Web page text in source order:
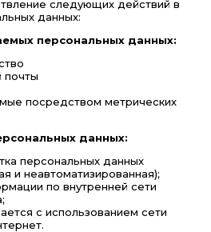
следующих действий в
данных:
персональных данных:
почты
посредством метрических
данных:
персональных данных
и неавтоматизированная);
по внутренней сети
с использованием сети